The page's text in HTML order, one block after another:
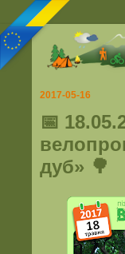
2017-05-16
📅
дуб» 🌳